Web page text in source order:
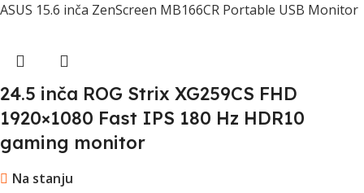
ASUS 15.6 inča ZenScreen MB166CR Portable USB Monitor
24.5 inča ROG Strix XG259CS FHD
1920×1080 Fast IPS 180 Hz HDR10
gaming monitor
Na stanju